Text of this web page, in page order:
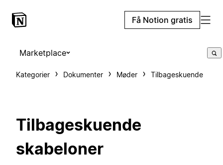
Få Notion gratis
Marketplace
Kategorier Dokumenter Møder Tilbageskuende
Tilbageskuende
skabeloner